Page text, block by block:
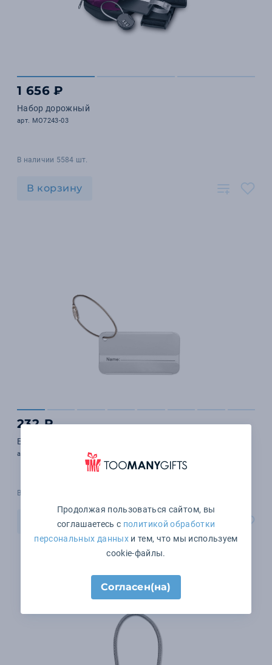
1 656 ₽
Набор дорожный
арт. MO7243-03
В наличии 5584 шт.
В корзину
232 ₽
Бирка багажная
арт. MO8352-16
В наличии 13376 шт.
В корзину
Продолжая пользоваться сайтом, вы
соглашаетесь с политикой обработки
персональных данныхи тем, что мы используем
cookie-файлы.
Согласен(на)